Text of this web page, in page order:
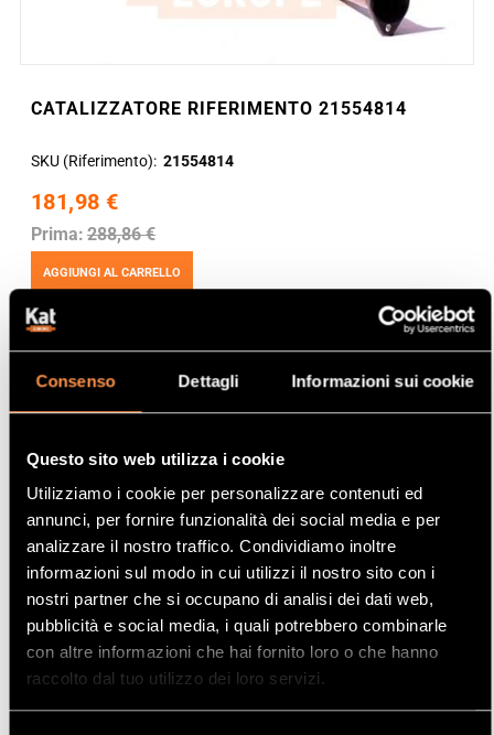
Consenso Dettagli Informazioni sui cookie
Questo sito web utilizza i cookie
Utilizziamo i cookie per personalizzare contenuti ed
annunci, per fornire funzionalità dei social media e per
analizzare il nostro traffico. Condividiamo inoltre
informazioni sul modo in cui utilizzi il nostro sito con i
nostri partner che si occupano di analisi dei dati web,
pubblicità e social media, i quali potrebbero combinarle
con altre informazioni che hai fornito loro o che hanno
raccolto dal tuo utilizzo dei loro servizi.
CATALIZZATORE RIFERIMENTO 21554814
SKU (Riferimento) 21554814
181,98 €
Prima: 288,86 €
AGGIUNGI AL CARRELLO
Mostrare Per pagina
La vostra selezione
Prodotto
Catalizzatore
Manufacturer